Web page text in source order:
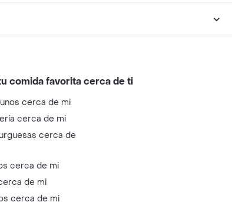
comida favorita cerca de ti
cerca de mi
cerca de mi
cerca de
cerca de mi
de mi
cerca de mi